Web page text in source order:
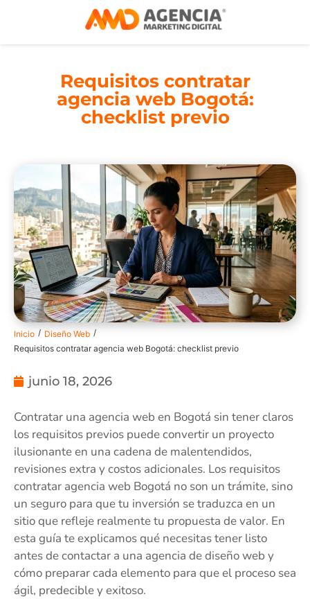
Requisitos contratar
agencia web Bogotá:
checklist previo
Inicio / Diseño Web /
Requisitos contratar agencia web Bogotá: checklist previo
junio 18, 2026
Contratar una agencia web en Bogotá sin tener claros
los requisitos previos puede convertir un proyecto
ilusionante en una cadena de malentendidos,
revisiones extra y costos adicionales. Los requisitos
contratar agencia web Bogotá no son un trámite, sino
un seguro para que tu inversión se traduzca en un
sitio que refleje realmente tu propuesta de valor. En
esta guía te explicamos qué necesitas tener listo
antes de contactar a una agencia de diseño web y
cómo preparar cada elemento para que el proceso sea
ágil, predecible y exitoso.